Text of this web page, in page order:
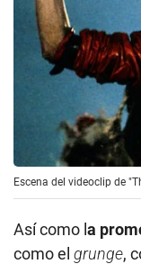
Escena del videoclip de
Así como l a
como el grunge,